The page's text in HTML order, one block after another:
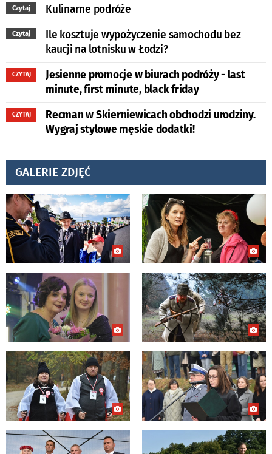
Czytaj Kulinarne podróże
Czytaj
Ile kosztuje wypożyczenie samochodu bez
kaucji na lotnisku w Łodzi?
CZYTAJ
Jesienne promocje w biurach podróży - last
minute, first minute, black friday
CZYTAJ
Recman w Skierniewicach obchodzi urodziny.
Wygraj stylowe męskie dodatki!
GALERIE ZDJĘĆ